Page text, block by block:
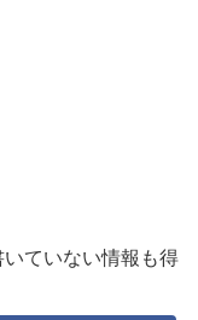
ていない情報も得